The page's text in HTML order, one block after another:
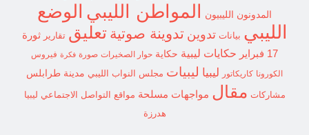
المدونون الليبيون المواطن الليبي الوضع
الليبي بيانات تدوين تدوينة صوتية تعليق تقارير
ثورة
17 فبراير
حكايات ليبية حكاية حوار الصخيرات صورة فكرة فيروس
الكورونا كاريكاتور ليبيا ليبيات مجلس النواب الليبي مدينة طرابلس
مشاركات مقال مواجهات مسلحة مواقع التواصل الاجتماعي ليبيا
هدرزة